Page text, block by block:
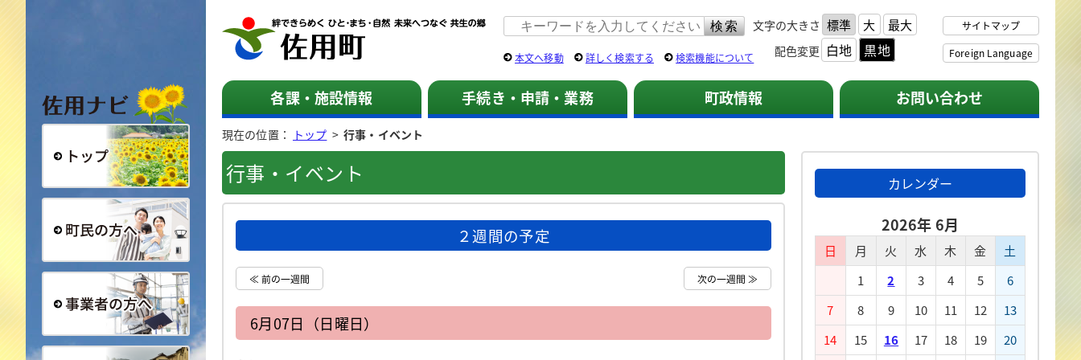
総合トップ
町民の方へ
事業者の方へ
佐用町 公式ホームページ 文字の大きさ 標準 大 最大
配色変更 白地 黒地
サイトマップ
Foreign Language
本文へ移動 詳しく検索する 検索機能について
各課・施設情報 手続き・申請・業務 町政情報 お問い合わせ
現在の位置： トップ >行事・イベント
行事・イベント
２週間の予定
≪ 前の一週間 次の一週間 ≫
6月07日（日曜日）
カレンダー
2026年 6月
日 月 火 水 木 金
土
1
2 3 4 5
6
7
8 9 10 11 12
13
14
15 16 17 18 19
20